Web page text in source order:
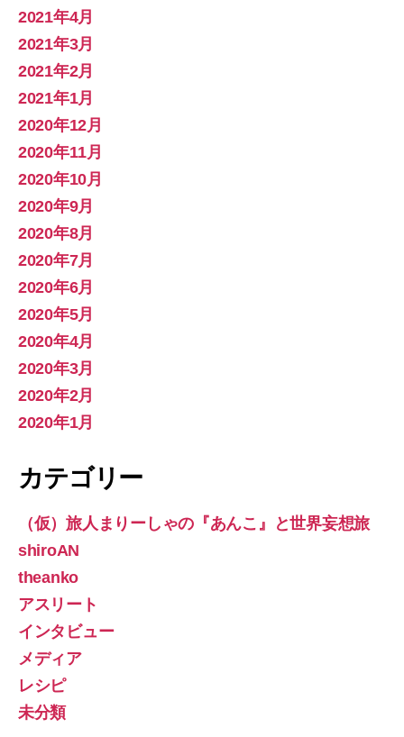
2021年4月
2021年3月
2021年2月
2021年1月
2020年12月
2020年11月
2020年10月
2020年9月
2020年8月
2020年7月
2020年6月
2020年5月
2020年4月
2020年3月
2020年2月
2020年1月
カテゴリー
（仮）旅人まりーしゃの『あんこ』と世界妄想旅
shiroAN
theanko
アスリート
インタビュー
メディア
レシピ
未分類